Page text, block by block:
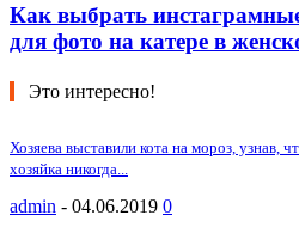
Как выбрать
для фото на катере в
Это интересно!
Хозяева выставили кота на мороз, узнав,
хозяйка никогда...
admin - 04.06.2019 0